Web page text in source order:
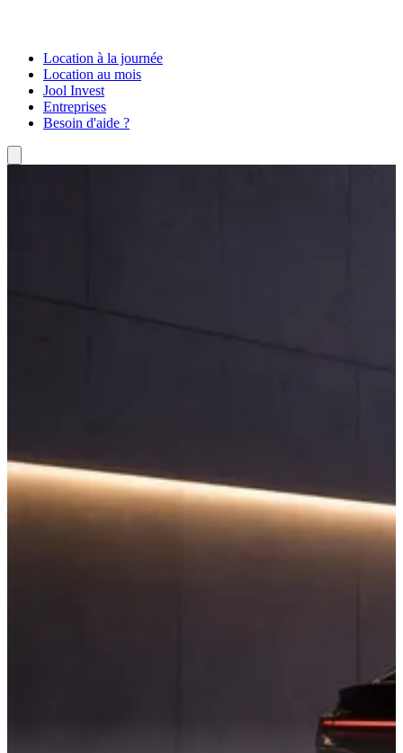
Location à la journée
Location au mois
Jool Invest
Entreprises
Besoin d'aide ?